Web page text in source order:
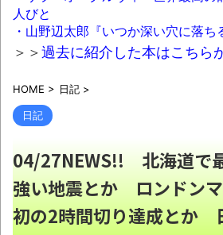
【正論】女さん「男は尽
世界の「変わった自動販
く【珍百景】
【動画】ロシアの空挺兵
開かずに墜落してしまう。
参政党・神谷代表、食料
下の愚策だ」と痛烈批判！
人びと
・山野辺太郎『いつか深い穴に落ち
＞＞過去に紹介した本はこちら
HOME > 日記 >
日記
04/27NEWS!! 北海道で
強い地震とか ロンドン
初の2時間切り達成とか